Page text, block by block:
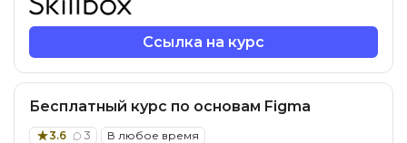
Ссылка на курс
Бесплатный курс по основам Figma
3.6 3 В любое время